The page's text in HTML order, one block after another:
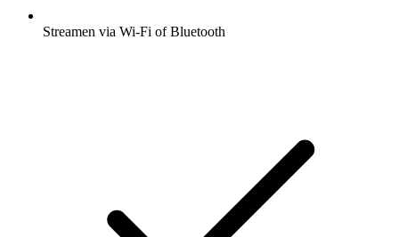
Streamen via Wi-Fi of Bluetooth